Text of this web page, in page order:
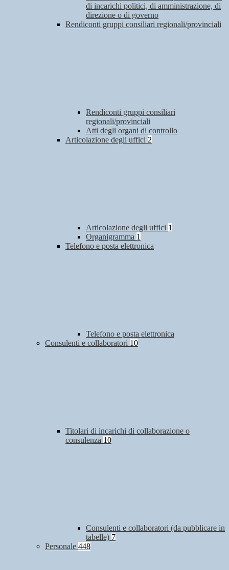
di incarichi politici, di amministrazione, di
direzione o di governo
Rendiconti gruppi consiliari regionali/provinciali
Rendiconti gruppi consiliari
regionali/provinciali
Atti degli organi di controllo
Articolazione degli uffici 2
Articolazione degli uffici 1
Organigramma 1
Telefono e posta elettronica
Telefono e posta elettronica
Consulenti e collaboratori 10
Titolari di incarichi di collaborazione o
consulenza 10
Consulenti e collaboratori (da pubblicare in
tabelle) 7
Personale 448